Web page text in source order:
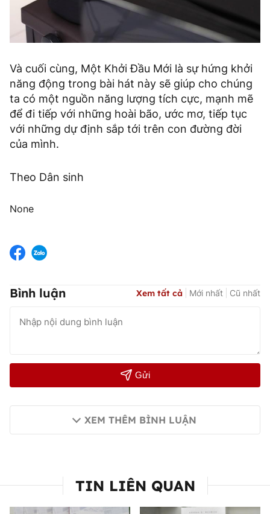
Và cuối cùng, Một Khởi Đầu Mới là sự hứng khởi
năng động trong bài hát này sẽ giúp cho chúng
ta có một nguồn năng lượng tích cực, mạnh mẽ
để đi tiếp với những hoài bão, ước mơ, tiếp tục
với những dự định sắp tới trên con đường đời
của mình.
Theo Dân sinh
None
Bình luận Xem tất cả Mới nhất Cũ nhất
Gửi
XEM THÊM BÌNH LUẬN
TIN LIÊN QUAN